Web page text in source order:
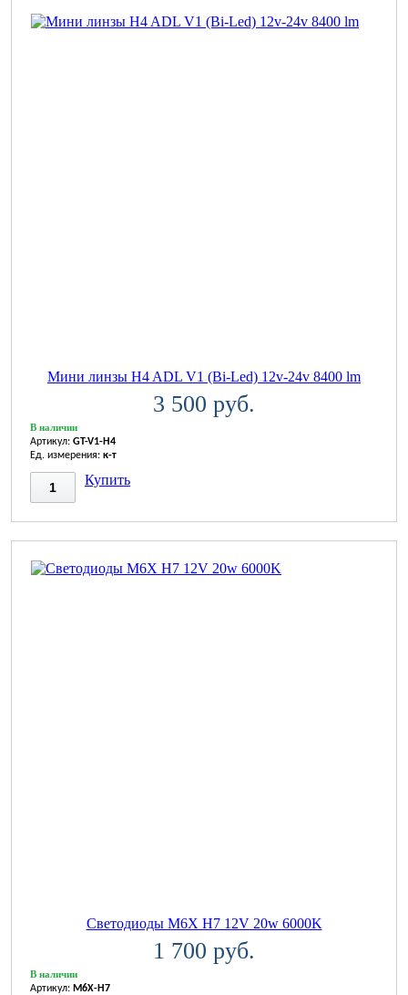
Мини линзы H4 ADL V1 (Bi-Led) 12v-24v 8400 lm
3 500 руб.
В наличии
Артикул: GT-V1-H4
Ед. измерения: к-т
Купить
Светодиоды M6X H7 12V 20w 6000K
1 700 руб.
В наличии
Артикул: M6X-H7